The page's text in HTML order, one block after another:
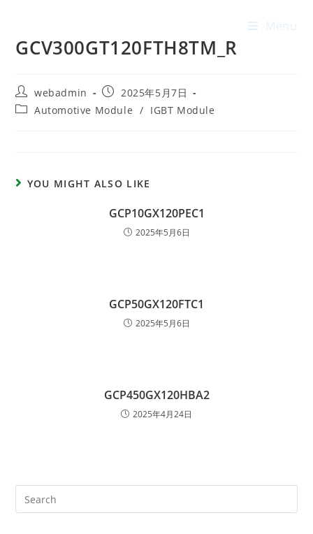
Menu
GCV300GT120FTH8TM_R
webadmin
2025年5月7日
Automotive Module / IGBT Module
YOU MIGHT ALSO LIKE
GCP10GX120PEC1
2025年5月6日
GCP50GX120FTC1
2025年5月6日
GCP450GX120HBA2
2025年4月24日